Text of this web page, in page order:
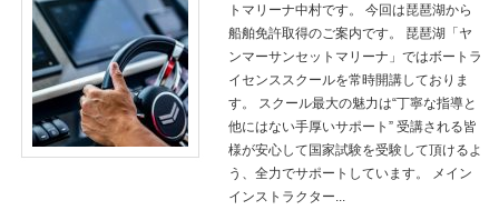
トマリーナ中村です。 今回は琵琶湖から
船舶免許取得のご案内です。 琵琶湖「ヤ
ンマーサンセットマリーナ」ではボートラ
イセンススクールを常時開講しておりま
す。 スクール最大の魅力は“丁寧な指導と
他にはない手厚いサポート” 受講される皆
様が安心して国家試験を受験して頂けるよ
う、全力でサポートしています。 メイン
インストラクター...